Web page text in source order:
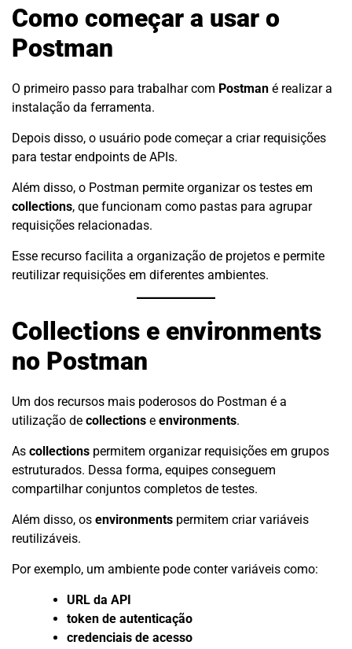
Como começar a usar o
Postman
O primeiro passo para trabalhar com Postman é realizar a
instalação da ferramenta.
Depois disso, o usuário pode começar a criar requisições
para testar endpoints de APIs.
Além disso, o Postman permite organizar os testes em
collections, que funcionam como pastas para agrupar
requisições relacionadas.
Esse recurso facilita a organização de projetos e permite
reutilizar requisições em diferentes ambientes.
Collections e environments
no Postman
Um dos recursos mais poderosos do Postman é a
utilização de collections e environments.
As collections permitem organizar requisições em grupos
estruturados. Dessa forma, equipes conseguem
compartilhar conjuntos completos de testes.
Além disso, os environments permitem criar variáveis
reutilizáveis.
Por exemplo, um ambiente pode conter variáveis como:
URL da API
token de autenticação
credenciais de acesso